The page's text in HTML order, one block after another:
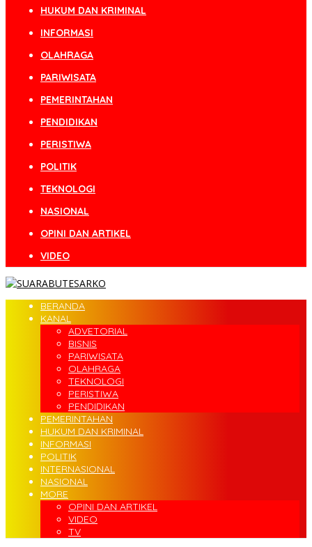
HUKUM DAN KRIMINAL
INFORMASI
OLAHRAGA
PARIWISATA
PEMERINTAHAN
PENDIDIKAN
PERISTIWA
POLITIK
TEKNOLOGI
NASIONAL
OPINI DAN ARTIKEL
VIDEO
BERANDA
KANAL
ADVETORIAL
BISNIS
PARIWISATA
OLAHRAGA
TEKNOLOGI
PERISTIWA
PENDIDIKAN
PEMERINTAHAN
HUKUM DAN KRIMINAL
INFORMASI
POLITIK
INTERNASIONAL
NASIONAL
MORE
OPINI DAN ARTIKEL
VIDEO
TV